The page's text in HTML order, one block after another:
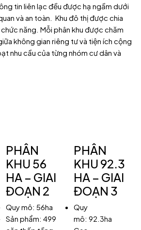
tin liên lạc đều được hạ ngầm dưới
và an toàn. Khu đô thị được chia
chức năng. Mỗi phân khu được chăm
không gian riêng tư và tiện ích cộng
nhu cầu của từng nhóm cư dân và
PHÂN
KHU 56
HA – GIAI
ĐOẠN 2
Quy mô: 56ha
Sản phẩm: 499
PHÂN
KHU 92.3
HA – GIAI
ĐOẠN 3
Quy
mô: 92.3ha